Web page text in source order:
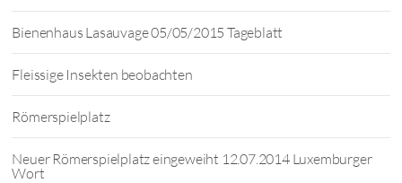
Bienenhaus Lasauvage 05/05/2015 Tageblatt
Fleissige Insekten beobachten
Römerspielplatz
Neuer Römerspielplatz eingeweiht 12.07.2014 Luxemburger
Wort